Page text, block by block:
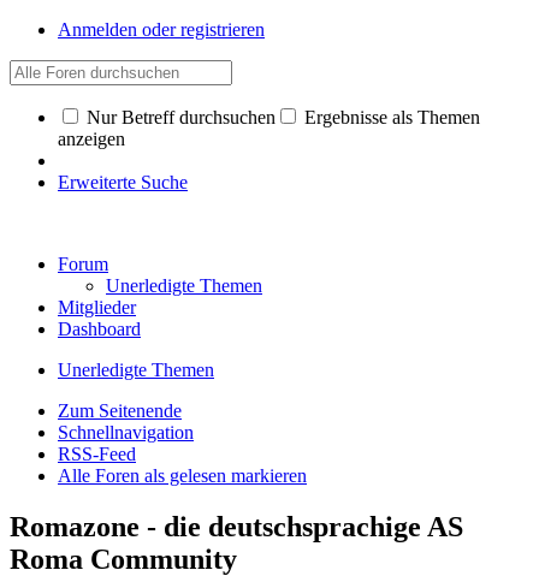
Anmelden oder registrieren
Nur Betreff durchsuchen
Ergebnisse als Themen
anzeigen
Erweiterte Suche
Forum
Unerledigte Themen
Mitglieder
Dashboard
Unerledigte Themen
Zum Seitenende
Schnellnavigation
RSS-Feed
Alle Foren als gelesen markieren
Romazone - die deutschsprachige AS
Roma Community